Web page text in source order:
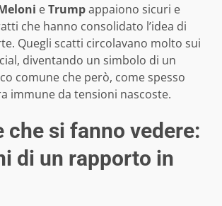
eTrumpappaiono sicuri e
che hanno consolidato l’idea di
Quegli scatti circolavano molto sui
diventando un simbolo di un
comune che però, come spesso
immune da tensioni nascoste.
che si fanno vedere:
di un rapporto in